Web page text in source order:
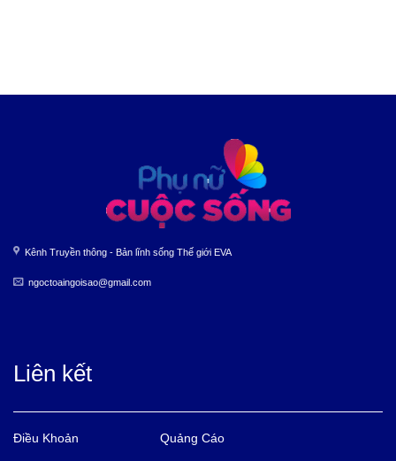
Kênh Truyền thông - Bản lĩnh sống Thế giới EVA
ngoctoaingoisao@gmail.com
Liên kết
Điều Khoản Quảng Cáo